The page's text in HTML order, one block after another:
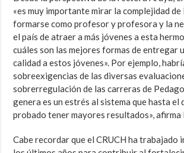
«es muy importante mirar la complejidad
formarse como profesor y profesora y la
el país de atraer a más jóvenes a esta
cuáles son las mejores formas de entregar
calidad a estos jóvenes». Por ejemplo,
sobreexigencias de las diversas
sobrerregulación de las carreras de
genera es un estrés al sistema que hasta el
probado tener mayores resultados»,
Cabe recordar que el CRUCH ha trabajado